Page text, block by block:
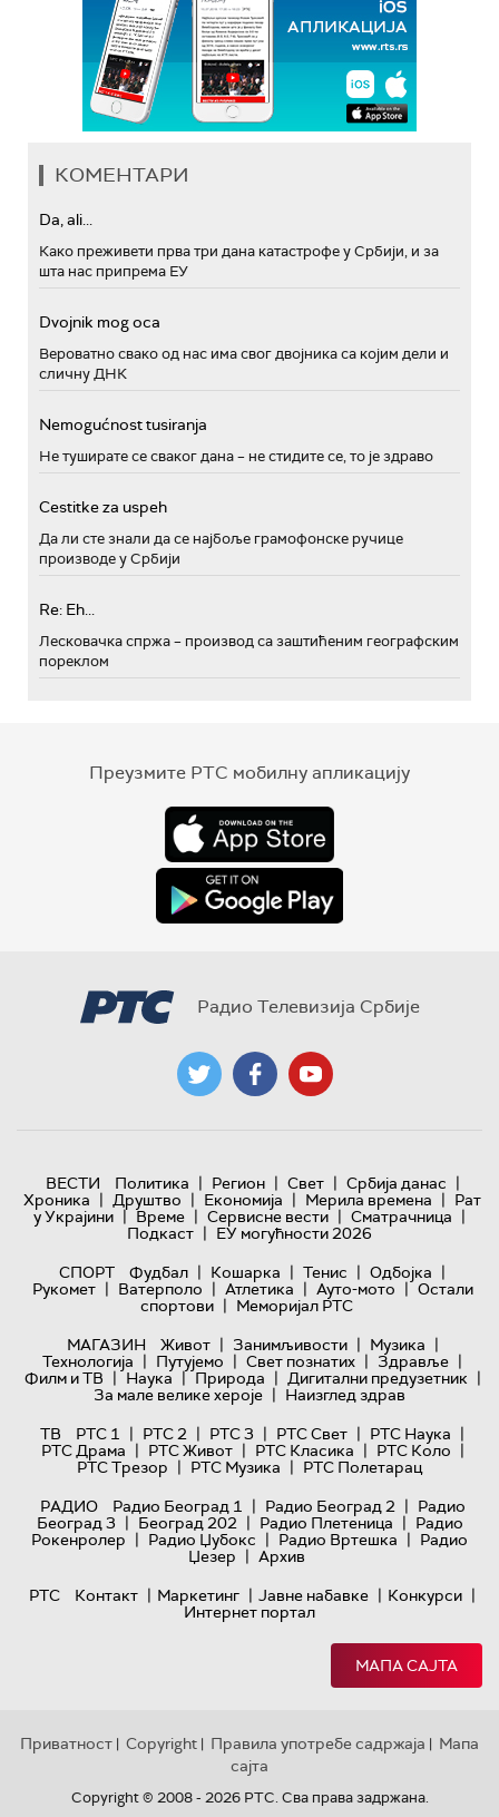
КОМЕНТАРИ
Da, ali...
Како преживети прва три дана катастрофе у Србији, и за
шта нас припрема ЕУ
Dvojnik mog oca
Вероватно свако од нас има свог двојника са којим дели и
сличну ДНК
Nemogućnost tusiranja
Не туширате се сваког дана – не стидите се, то је здраво
Cestitke za uspeh
Да ли сте знали да се најбоље грамофонске ручице
производе у Србији
Re: Eh...
Лесковачка спржа – производ са заштићеним географским
пореклом
Преузмите РТС мобилну апликацију
Радио Телевизија Србије
ВЕСТИ Политика | Регион | Свет | Србија данас |
Хроника | Друштво | Економија | Мерила времена | Рат
у Украјини | Време | Сервисне вести | Сматрачница |
Подкаст | ЕУ могућности 2026
СПОРТ
Фудбал | Кошарка | Тенис | Одбојка |
Рукомет | Ватерполо | Атлетика | Ауто-мото | Остали
спортови | Меморијал РТС
МАГАЗИН
Живот | Занимљивости | Музика |
Технологијa | Путујемо | Свет познатих | Здравље |
Филм и ТВ | Наука | Природа | Дигитални предузетник |
За мале велике хероје | Наизглед здрав
ТВ
РТС 1 | РТС 2 | РТС 3 | РТС Свет | РТС Наука |
РТС Драма | РТС Живот | РТС Класика | РТС Коло |
РТС Трезор | РТС Музика | РТС Полетарац
РАДИО
Радио Београд 1 | Радио Београд 2 | Радио
Београд 3 | Београд 202 | Радио Плетеница | Радио
Рокенролер | Радио Џубокс | Радио Вртешка | Радио
Џезер | Архив
РТС
Контакт | Маркетинг | Јавне набавке | Конкурси |
Интернет портал
МАПА САЈТА
Приватност | Copyright | Правила употребе садржаја | Мапа
сајта
Copyright © 2008 - 2026 РТС. Сва права задржана.